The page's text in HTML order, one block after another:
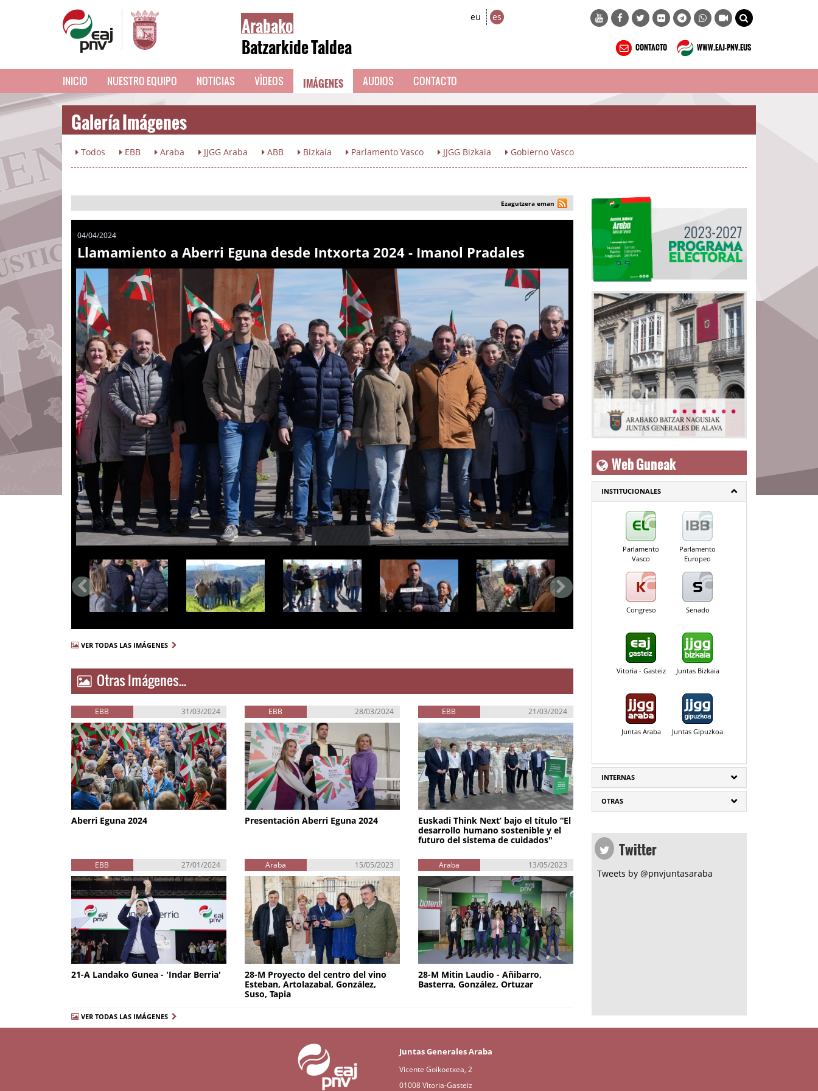
Arabako
Batzarkide Taldea
eu es
CONTACTO WWW.EAJ-PNV.EUS
INICIO NUESTRO EQUIPO NOTICIAS VÍDEOS IMÁGENES AUDIOS CONTACTO
Galería Imágenes
Todos EBB Araba JJGG Araba ABB Bizkaia Parlamento Vasco JJGG Bizkaia Gobierno Vasco
Ezagutzera eman
04/04/2024
Llamamiento a Aberri Eguna desde Intxorta 2024 - Imanol Pradales
VER TODAS LAS IMÁGENES
Otras Imágenes...
EBB 31/03/2024
Aberri Eguna 2024
EBB 28/03/2024
Presentación Aberri Eguna 2024
EBB 21/03/2024
Euskadi Think Next’ bajo el título “El
desarrollo humano sostenible y el
futuro del sistema de cuidados"
EBB 27/01/2024
21-A Landako Gunea - 'Indar Berria'
Araba 15/05/2023
28-M Proyecto del centro del vino
Esteban, Artolazabal, González,
Suso, Tapia
Araba 13/05/2023
28-M Mitin Laudio - Añibarro,
Basterra, González, Ortuzar
VER TODAS LAS IMÁGENES
Web Guneak
INSTITUCIONALES
Parlamento
Vasco
Parlamento
Europeo
Congreso Senado
Vitoria - Gasteiz Juntas Bizkaia
Juntas Araba Juntas Gipuzkoa
INTERNAS
OTRAS
Twitter
Tweets by @pnvjuntasaraba
Juntas Generales Araba
Vicente Goikoetxea, 2
01008 Vitoria-Gasteiz